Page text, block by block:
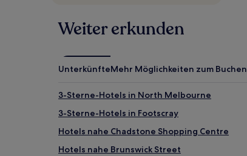
können
zusätzliche
gelten.
Weiter erkunden
UnterkünfteMehr Möglichkeiten zum Buchen
3-Sterne-Hotels in North Melbourne
3-Sterne-Hotels in Footscray
Hotels nahe Chadstone Shopping Centre
Hotels nahe Brunswick Street